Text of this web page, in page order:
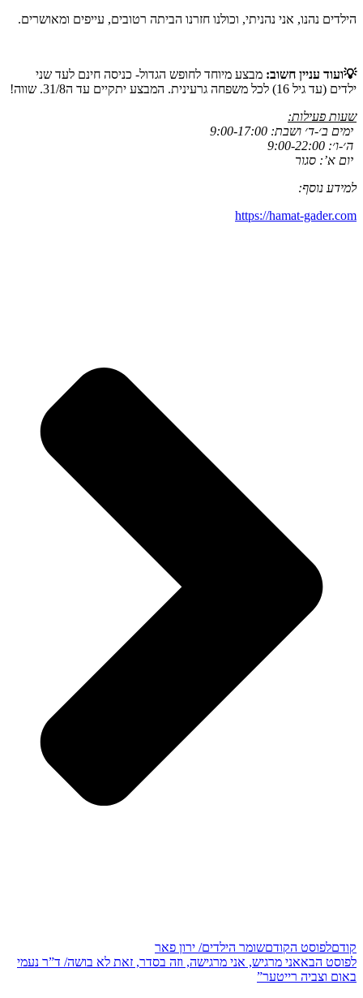
הילדים נהנו, אני נהניתי, וכולנו חזרנו הביתה רטובים, עייפים ומאושרים.
💡ועוד עניין חשוב: מבצע מיוחד לחופש הגדול- כניסה חינם לעד שני
ילדים (עד גיל 16) לכל משפחה גרעינית. המבצע יתקיים עד ה31/8. שווה!
שעות פעילות:
ימים ב׳-ד׳ ושבת: 9:00-17:00
ה׳-ו׳: 9:00-22:00
יום א’: סגור
למידע נוסף:
https://hamat-gader.com
קודםלפוסט הקודםשומר הילדים/ ירון פאר
לפוסט הבאאני מרגיש, אני מרגישה, וזה בסדר, זאת לא בושה/ ד”ר נעמי
באום וצביה רייטער”